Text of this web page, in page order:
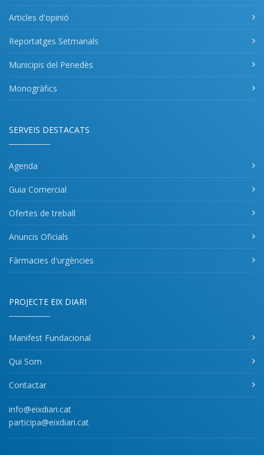
Articles d'opinió
Reportatges Setmanals
Municipis del Penedès
Monogràfics
SERVEIS DESTACATS
Agenda
Guia Comercial
Ofertes de treball
Anuncis Oficials
Fàrmacies d'urgències
PROJECTE EIX DIARI
Manifest Fundacional
Qui Som
Contactar
info@eixdiari.cat
participa@eixdiari.cat